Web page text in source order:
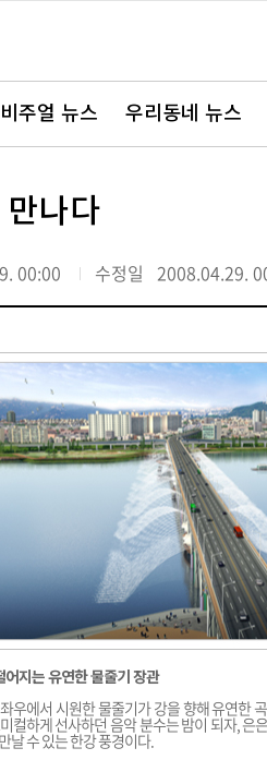
비주얼 뉴스 우리동네 뉴스
나다
00:00 수정일 2008.04.29.
어지는 유연한 물줄기 장관
우에서 시원한 물줄기가 강을 향해 유연한
컬하게 선사하던 음악 분수는 밤이 되자, 은
날 수 있는 한강 풍경이다.